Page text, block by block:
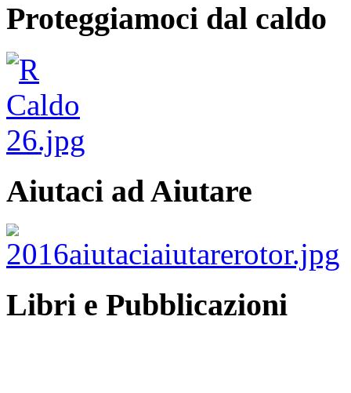
Proteggiamoci dal caldo
Aiutaci ad Aiutare
Libri e Pubblicazioni